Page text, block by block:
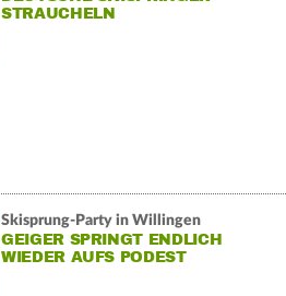
STRAUCHELN
Skisprung-Party in Willingen
GEIGER SPRINGT ENDLICH
WIEDER AUFS PODEST